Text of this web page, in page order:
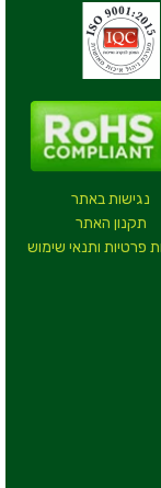
נגישות באתר
תקנון האתר
פרטיות ותנאי שימוש